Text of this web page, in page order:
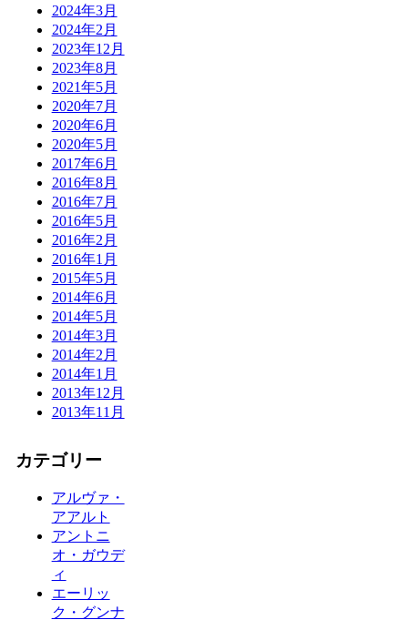
2024年3月
2024年2月
2023年12月
2023年8月
2021年5月
2020年7月
2020年6月
2020年5月
2017年6月
2016年8月
2016年7月
2016年5月
2016年2月
2016年1月
2015年5月
2014年6月
2014年5月
2014年3月
2014年2月
2014年1月
2013年12月
2013年11月
カテゴリー
アルヴァ・
アアルト
アントニ
オ・ガウデ
ィ
エーリッ
ク・グンナ